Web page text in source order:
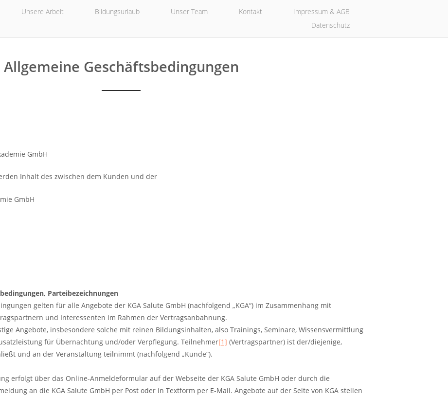
Unsere Arbeit Bildungsurlaub Unser Team Kontakt
Impressum & AGB
Datenschutz
Allgemeine Geschäftsbedingungen
GmbH
Inhalt des zwischen dem Kunden und der
GmbH
Parteibezeichnungen
gelten für alle Angebote der KGA Salute GmbH (nachfolgend „KGA“) im Zusammenhang mit
und Interessenten im Rahmen der Vertragsanbahnung.
Angebote, insbesondere solche mit reinen Bildungsinhalten, also Trainings, Seminare, Wissensvermittlung
für Übernachtung und/oder Verpflegung. Teilnehmer[1] (Vertragspartner) ist der/diejenige,
und an der Veranstaltung teilnimmt (nachfolgend „Kunde“).
erfolgt über das Online-Anmeldeformular auf der Webseite der KGA Salute GmbH oder durch die
an die KGA Salute GmbH per Post oder in Textform per E-Mail. Angebote auf der Seite von KGA stellen